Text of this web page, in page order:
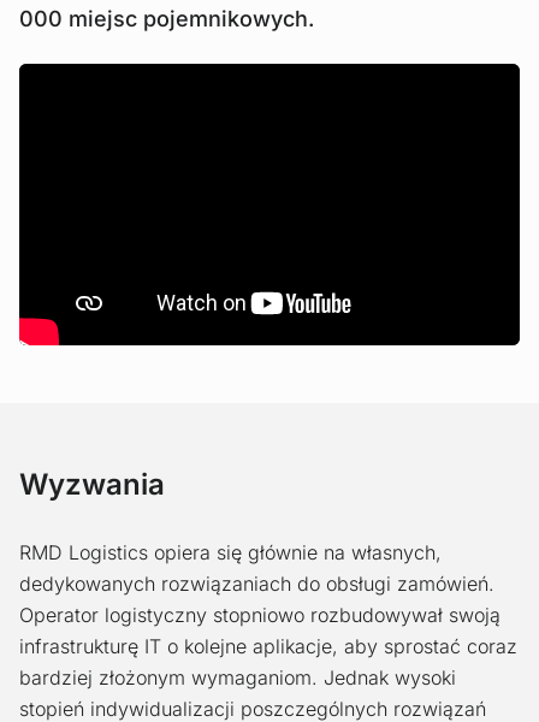
000 miejsc pojemnikowych.
Wyzwania
RMD Logistics opiera się głównie na własnych,
dedykowanych rozwiązaniach do obsługi zamówień.
Operator logistyczny stopniowo rozbudowywał swoją
infrastrukturę IT o kolejne aplikacje, aby sprostać coraz
bardziej złożonym wymaganiom. Jednak wysoki
stopień indywidualizacji poszczególnych rozwiązań